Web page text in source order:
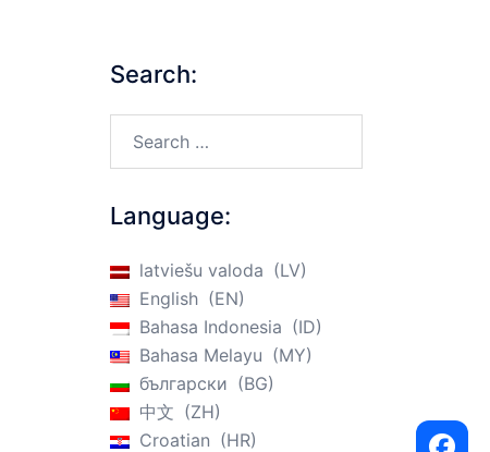
Search:
Language:
latviešu valoda
LV
English
EN
Bahasa Indonesia
ID
Bahasa Melayu
MY
български
BG
中文
ZH
Croatian
HR